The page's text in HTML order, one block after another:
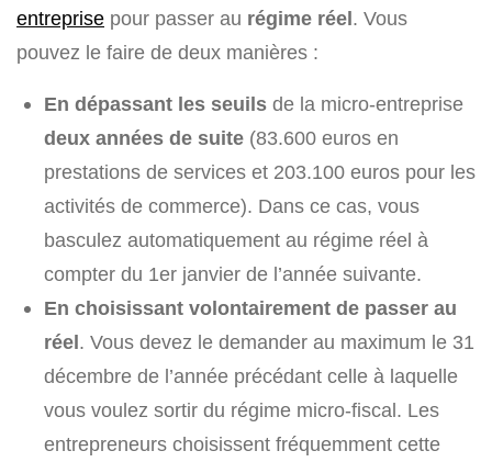
entreprise pour passer au régime réel. Vous
pouvez le faire de deux manières :
En dépassant les seuils de la micro-entreprise
deux années de suite (83.600 euros en
prestations de services et 203.100 euros pour les
activités de commerce). Dans ce cas, vous
basculez automatiquement au régime réel à
compter du 1er janvier de l’année suivante.
En choisissant volontairement de passer au
réel. Vous devez le demander au maximum le 31
décembre de l’année précédant celle à laquelle
vous voulez sortir du régime micro-fiscal. Les
entrepreneurs choisissent fréquemment cette